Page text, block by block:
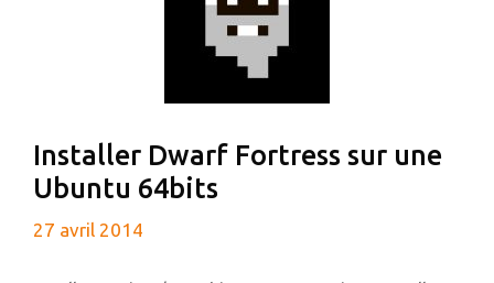
DEBIAN
Installer Dwarf Fortress sur une
Ubuntu 64bits
27 avril 2014